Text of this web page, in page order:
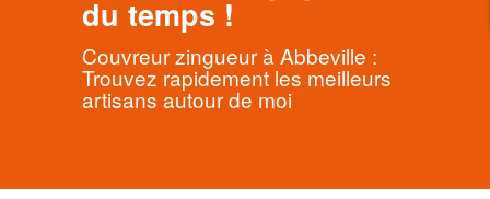
du temps !
Couvreur zingueur à Abbeville :
Trouvez rapidement les meilleurs
artisans autour de moi